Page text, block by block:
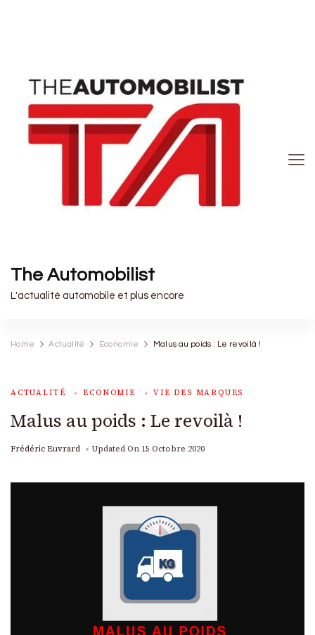
The Automobilist
L'actualité automobile et plus encore
Home Actualité Economie Malus au poids : Le revoilà !
ACTUALITÉ ECONOMIE VIE DES MARQUES
Malus au poids : Le revoilà !
Frédéric Euvrard Updated On 15 Octobre 2020